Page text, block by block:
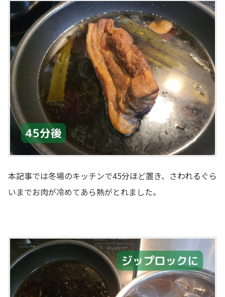
本記事では冬場のキッチンで45分ほど置き、さわれるぐら
いまでお肉が冷めてあら熱がとれました。